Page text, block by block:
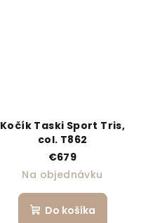
Kočík Taski Sport Tris,
col. T862
€679
Na objednávku
Do košíka